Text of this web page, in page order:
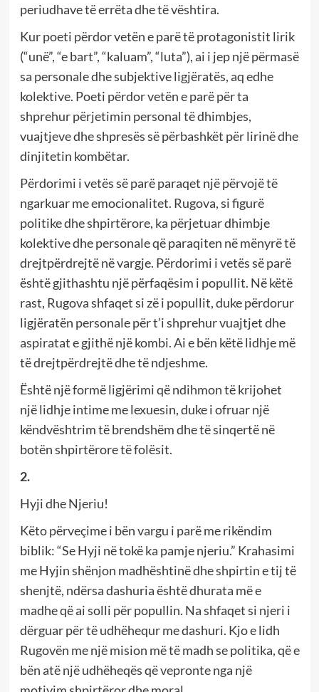
periudhave të errëta dhe të vështira.
Kur poeti përdor vetën e parë të protagonistit lirik
(“unë”, “e bart”, “kaluam”, “luta”), ai i jep një përmasë
sa personale dhe subjektive ligjëratës, aq edhe
kolektive. Poeti përdor vetën e parë për ta
shprehur përjetimin personal të dhimbjes,
vuajtjeve dhe shpresës së përbashkët për lirinë dhe
dinjitetin kombëtar.
Përdorimi i vetës së parë paraqet një përvojë të
ngarkuar me emocionalitet. Rugova, si figurë
politike dhe shpirtërore, ka përjetuar dhimbje
kolektive dhe personale që paraqiten në mënyrë të
drejtpërdrejtë në vargje. Përdorimi i vetës së parë
është gjithashtu një përfaqësim i popullit. Në këtë
rast, Rugova shfaqet si zë i popullit, duke përdorur
ligjëratën personale për t’i shprehur vuajtjet dhe
aspiratat e gjithë një kombi. Ai e bën këtë lidhje më
të drejtpërdrejtë dhe të ndjeshme.
Është një formë ligjërimi që ndihmon të krijohet
një lidhje intime me lexuesin, duke i ofruar një
këndvështrim të brendshëm dhe të sinqertë në
botën shpirtërore të folësit.
2.
Hyji dhe Njeriu!
Këto përveçime i bën vargu i parë me rikëndim
biblik: “Se Hyji në tokë ka pamje njeriu.” Krahasimi
me Hyjin shënjon madhështinë dhe shpirtin e tij të
shenjtë, ndërsa dashuria është dhurata më e
madhe që ai solli për popullin. Na shfaqet si njeri i
dërguar për të udhëhequr me dashuri. Kjo e lidh
Rugovën me një mision më të madh se politika, që e
bën atë një udhëheqës që vepronte nga një